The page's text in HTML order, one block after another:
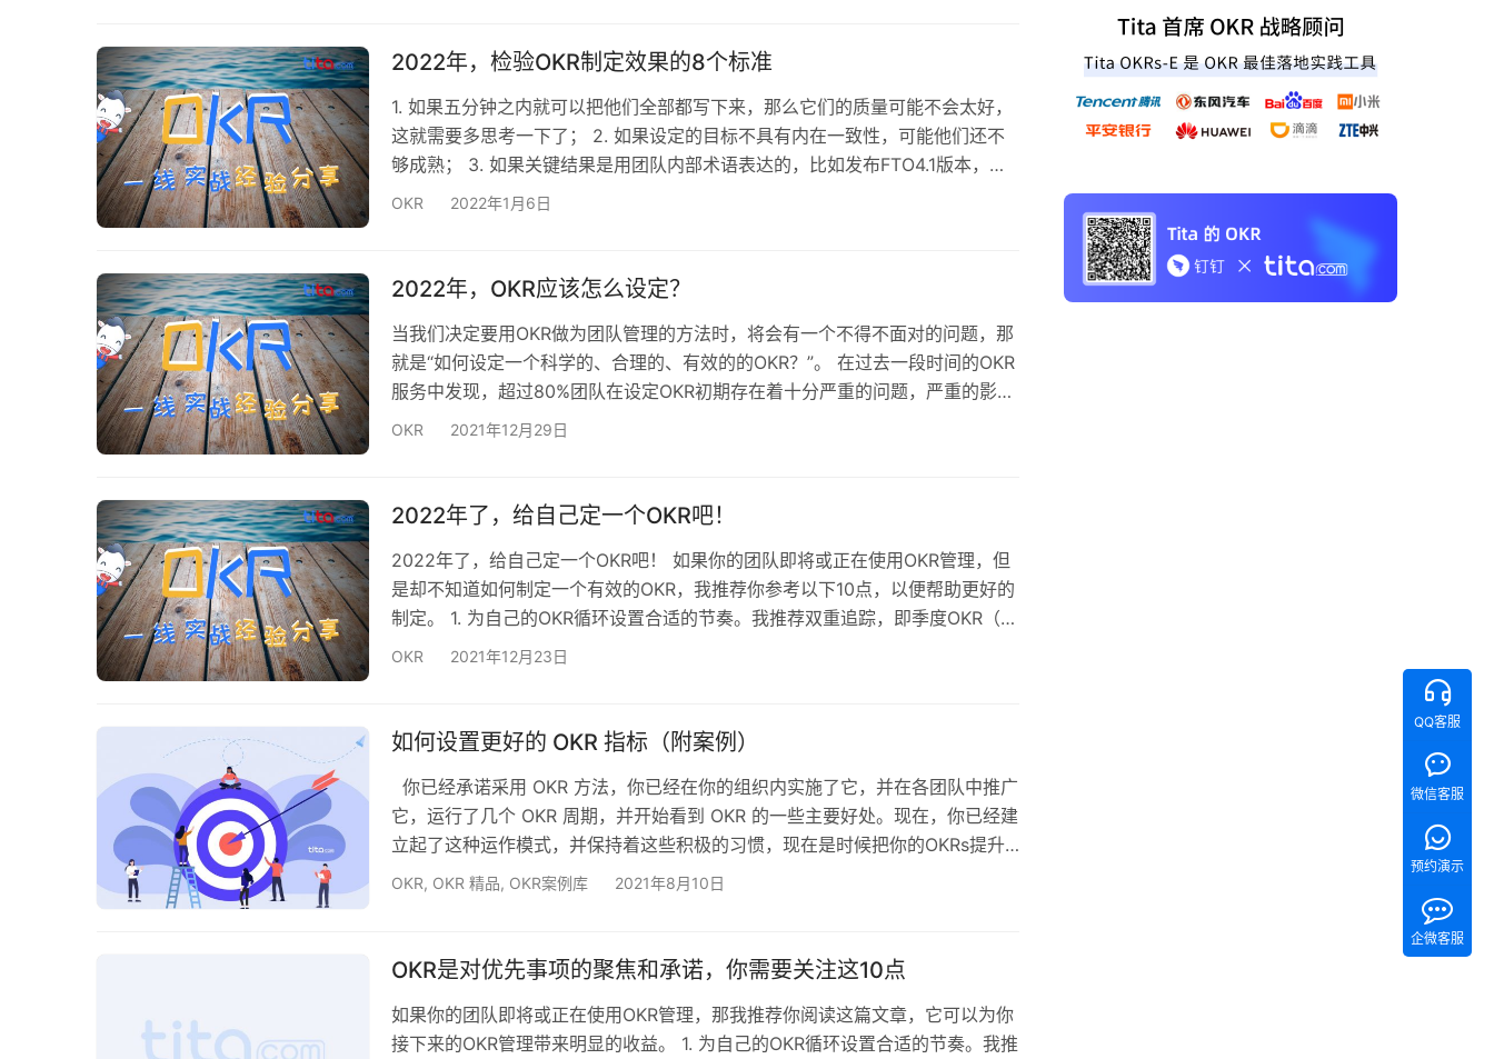
骑行里程这样的指标。这个想法不仅适用于…
2022年，检验OKR制定效果的8个标准
1. 如果五分钟之内就可以把他们全部都写下来，那么它们的质量可能不会太好，
这就需要多思考一下了； 2. 如果设定的目标不具有内在一致性，可能他们还不
够成熟； 3. 如果关键结果是用团队内部术语表达的，比如发布FTO4.1版本，那
它可能还不够好。真正重要的不是发布，而是它的影响力。为什么FTO4.1很重要
季度的最后一天发生的，那么你可能并没…
OKR 2022年1月6日
2022年，OKR应该怎么设定？
当我们决定要用OKR做为团队管理的方法时，将会有一个不得不面对的问题，那
就是“如何设定一个科学的、合理的、有效的的OKR？”。 在过去一段时间的OKR
服务中发现，超过80%团队在设定OKR初期存在着十分严重的问题，严重的影响
了接下来的OKR管理，而OKR将伴随整个管理的周期，是至重要的，一旦出现偏
标的制定：一定要定性 什么叫做定性？目标的作用是要指…
OKR 2021年12月29日
2022年了，给自己定一个OKR吧！
2022年了，给自己定一个OKR吧！ 如果你的团队即将或正在使用OKR管理，但
是却不知道如何制定一个有效的OKR，我推荐你参考以下10点，以便帮助更好的
制定。 1. 为自己的OKR循环设置合适的节奏。我推荐双重追踪，即季度OKR（用
于短期目标）和年度OKR（用于长期策略）并行部署； 2. 为了制定实施计划并
期中话一定的时间来选择什么最重要； 4. 在…
OKR 2021年12月23日
如何设置更好的 OKR 指标（附案例）
你已经承诺采用 OKR 方法，你已经在你的组织内实施了它，并在各团队中推广
它，运行了几个 OKR 周期，并开始看到 OKR 的一些主要好处。现在，你已经建
立起了这种运作模式，并保持着这些积极的习惯，现在是时候把你的OKRs提升
到一个新的水平了。 请记住，广泛的目标和量化指标的结合是 OKRs 与其他目
指标，并最终取得更好的结果。…
OKR, OKR 精品, OKR案例库 2021年8月10日
OKR是对优先事项的聚焦和承诺，你需要关注这10点
如果你的团队即将或正在使用OKR管理，那我推荐你阅读这篇文章，它可以为你
接下来的OKR管理带来明显的收益。 1. 为自己的OKR循环设置合适的节奏。我推
QQ客服
微信客服
预约演示
企微客服